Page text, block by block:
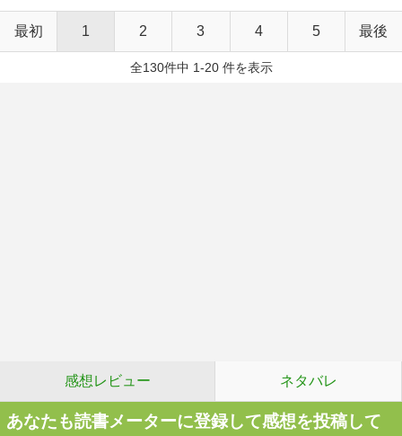
最初 1 2 3 4 5 最後
全130件中 1-20 件を表示
感想レビュー ネタバレ
あなたも読書メーターに登録して感想を投稿して